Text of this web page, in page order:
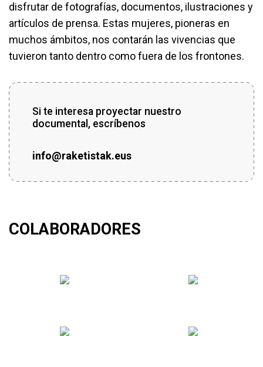
disfrutar de fotografías, documentos, ilustraciones y
artículos de prensa. Estas mujeres, pioneras en
muchos ámbitos, nos contarán las vivencias que
tuvieron tanto dentro como fuera de los frontones.
Si te interesa proyectar nuestro
documental, escríbenos
info@raketistak.eus
COLABORADORES